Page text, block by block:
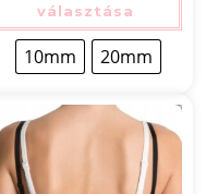
választása
10mm 20mm